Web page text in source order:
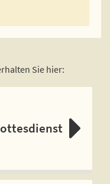
Sie hier: